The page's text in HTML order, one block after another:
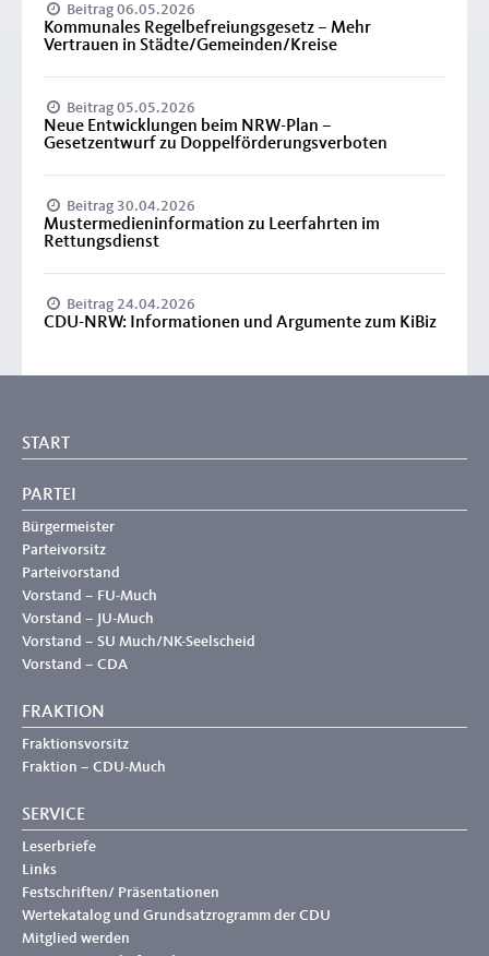
Beitrag 06.05.2026
Kommunales Regelbefreiungsgesetz – Mehr
Vertrauen in Städte/Gemeinden/Kreise
Beitrag 05.05.2026
Neue Entwicklungen beim NRW-Plan –
Gesetzentwurf zu Doppelförderungsverboten
Beitrag 30.04.2026
Mustermedieninformation zu Leerfahrten im
Rettungsdienst
Beitrag 24.04.2026
CDU-NRW: Informationen und Argumente zum KiBiz
START
PARTEI
Bürgermeister
Parteivorsitz
Parteivorstand
Vorstand – FU-Much
Vorstand – JU-Much
Vorstand – SU Much/NK-Seelscheid
Vorstand – CDA
FRAKTION
Fraktionsvorsitz
Fraktion – CDU-Much
SERVICE
Leserbriefe
Links
Festschriften/ Präsentationen
Wertekatalog und Grundsatzrogramm der CDU
Mitglied werden